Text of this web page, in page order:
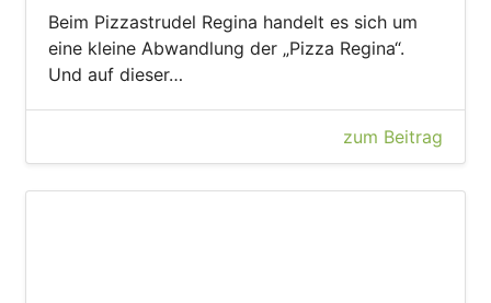
Beim Pizzastrudel Regina handelt es sich um
eine kleine Abwandlung der „Pizza Regina“.
Und auf dieser…
zum Beitrag